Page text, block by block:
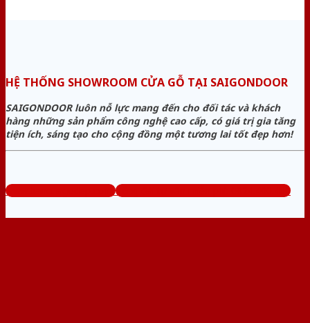
HỆ THỐNG SHOWROOM CỬA GỖ TẠI SAIGONDOOR
SAIGONDOOR luôn nỗ lực mang đến cho đối tác và khách
hàng những sản phẩm công nghệ cao cấp, có giá trị gia tăng
tiện ích, sáng tạo cho cộng đồng một tương lai tốt đẹp hơn!
www.bancuagodep.com Tổng đài tư vấn miễn phí: 0824.400.400